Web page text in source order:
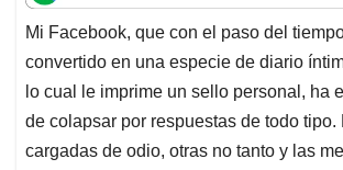
t
s
A
p
p
e
b
o
o
k
k
e
d
I
n
i
e
a
d
s
Mi Facebook, que con el paso del
convertido en una especie de diario
lo cual le imprime un sello personal, ha
de colapsar por respuestas de todo tipo.
cargadas de odio, otras no tanto y las